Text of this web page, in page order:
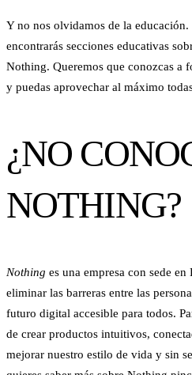
Y no nos olvidamos de la
encontrarás secciones educativas
Nothing. Queremos que conozcas a
y puedas aprovechar al máximo
¿NO
NOTHING?
Nothing es una empresa con sede
eliminar las barreras entre las
futuro digital accesible para todos.
de crear productos intuitivos,
mejorar nuestro estilo de vida y sin